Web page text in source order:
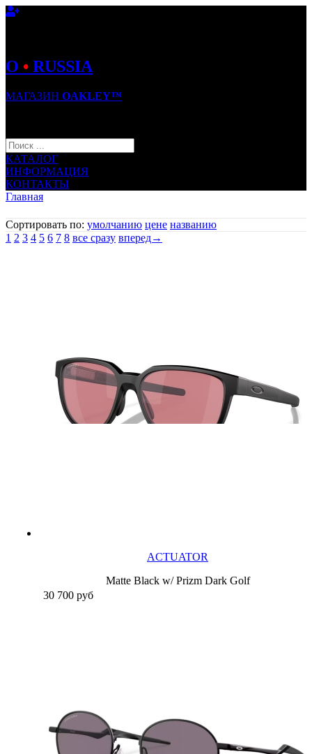
O • RUSSIA
МАГАЗИН OAKLEY™
КАТАЛОГ
ИНФОРМАЦИЯ
КОНТАКТЫ
Главная
Сортировать по: умолчанию цене названию
1 2 3 4 5 6 7 8 все сразу вперед→
ACTUATOR
Matte Black w/ Prizm Dark Golf
30 700 руб